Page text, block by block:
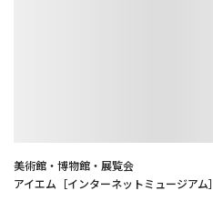
美術館・博物館・展覧会
アイエム［インターネットミュージアム］